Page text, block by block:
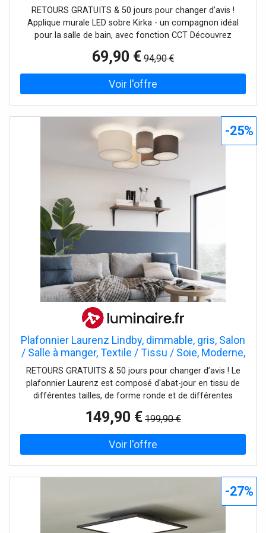
RETOURS GRATUITS & 50 jours pour changer d’avis !
Applique murale LED sobre Kirka - un compagnon idéal
pour la salle de bain, avec fonction CCT Découvrez
l'applique murale LED Kirka, qui séduit non seulement par
son design moderne en noir et blanc, mais aussi par sa
couleur de lumière innovante et réglable (CCT). Celle-ci
permet de régler la couleur de lumière sur blanc chaud (3
000 K) ou blanc neutre (4 000 K) avant l'installation à l'aide
de bains pour une vision claire le matin ou une ambiance
relaxante le soir, la source de lumière LED intégrée assure
un éclairage économe en énergie et contribue ainsi à une
consommation d'énergie responsable. L'applique murale
est spécialement conçue pour être utilisée dans des
pièces humides et répond aux exigences d'un éclairage de
salle de bains moderne et fonctionnel.
69,90 € 94,90 €
Plafonnier Laurenz Lindby, dimmable, gris, Salon
/ Salle à manger, Textile / Tissu / Soie, Moderne,
Plafonnier Tissu
RETOURS GRATUITS & 50 jours pour changer d’avis ! Le
plafonnier Laurenz est composé d'abat-jour en tissu de
différentes tailles, de forme ronde et de différentes
surtout une lumière confortable. Il convient très bien aux
styles d'aménagement modernes.
149,90 € 199,90 €
-25%
-27%